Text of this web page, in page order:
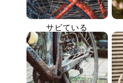
サビている